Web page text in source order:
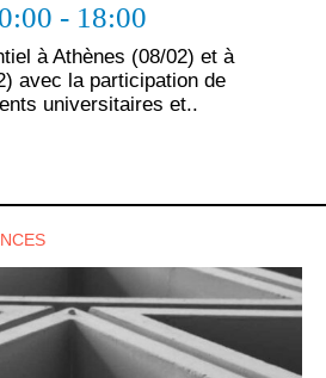
- 18:00
à Athènes (08/02) et à
avec la participation de
universitaires et..